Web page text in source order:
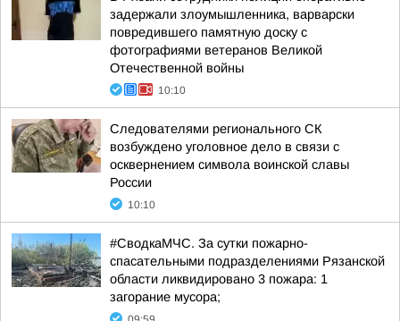
задержали злоумышленника, варварски
повредившего памятную доску с
фотографиями ветеранов Великой
Отечественной войны
10:10
Следователями регионального СК
возбуждено уголовное дело в связи с
осквернением символа воинской славы
России
10:10
#СводкаМЧС. За сутки пожарно-
спасательными подразделениями Рязанской
области ликвидировано 3 пожара: 1
загорание мусора;